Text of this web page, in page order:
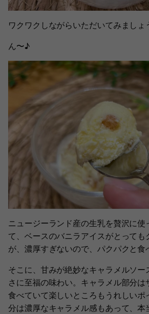
ワクワクしながらいただいてみましょ
ん〜♪
ニュージーランド産の生乳を贅沢に使
て、ベースのバニラアイスがとっても
が、濃厚すぎないので、パクパクと食
そこに、甘みが絶妙なキャラメルソー
さに至福の味わい。キャラメル部分は
食べていて楽しいところもうれしいポ
分は濃厚なキャラメル感もあって、本